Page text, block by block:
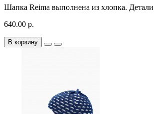
Шапка Reima выполнена из хлопка.
640.00 р.
В корзину